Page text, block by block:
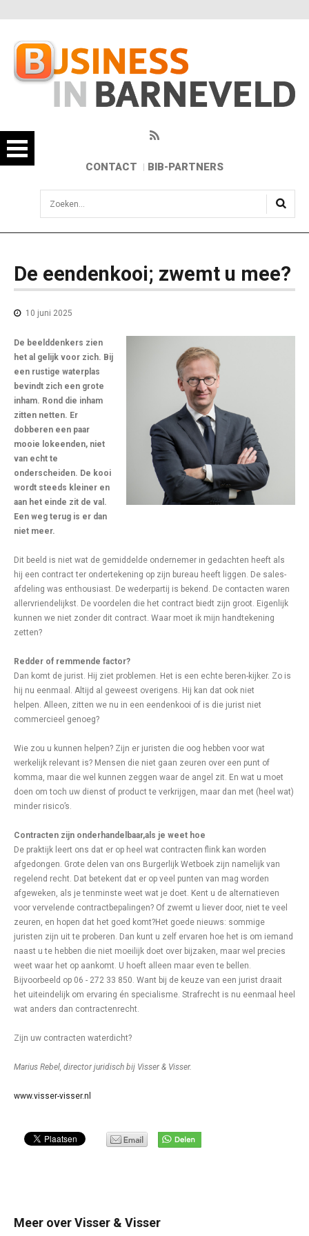
CONTACT BIB-PARTNERS
sisea.search
De eendenkooi; zwemt u mee?
10 juni 2025
De beelddenkers zien
het al gelijk voor zich. Bij
een rustige waterplas
bevindt zich een grote
inham. Rond die inham
zitten netten. Er
dobberen een paar
mooie lokeenden, niet
van echt te
onderscheiden. De kooi
wordt steeds kleiner en
aan het einde zit de val.
Een weg terug is er dan
niet meer.
Dit beeld is niet wat de gemiddelde ondernemer in gedachten heeft als
hij een contract ter ondertekening op zijn bureau heeft liggen. De sales-
afdeling was enthousiast. De wederpartij is bekend. De contacten waren
allervriendelijkst. De voordelen die het contract biedt zijn groot. Eigenlijk
kunnen we niet zonder dit contract. Waar moet ik mijn handtekening
zetten?
Redder of remmende factor?
Dan komt de jurist. Hij ziet problemen. Het is een echte beren-kijker. Zo is
hij nu eenmaal. Altijd al geweest overigens. Hij kan dat ook niet
helpen. Alleen, zitten we nu in een eendenkooi of is die jurist niet
commercieel genoeg?
Wie zou u kunnen helpen? Zijn er juristen die oog hebben voor wat
werkelijk relevant is? Mensen die niet gaan zeuren over een punt of
komma, maar die wel kunnen zeggen waar de angel zit. En wat u moet
doen om toch uw dienst of product te verkrijgen, maar dan met (heel wat)
minder risico’s.
Contracten zijn onderhandelbaar,als je weet hoe
De praktijk leert ons dat er op heel wat contracten flink kan worden
afgedongen. Grote delen van ons Burgerlijk Wetboek zijn namelijk van
regelend recht. Dat betekent dat er op veel punten van mag worden
afgeweken, als je tenminste weet wat je doet. Kent u de alternatieven
voor vervelende contractbepalingen? Of zwemt u liever door, niet te veel
zeuren, en hopen dat het goed komt?Het goede nieuws: sommige
juristen zijn uit te proberen. Dan kunt u zelf ervaren hoe het is om iemand
naast u te hebben die niet moeilijk doet over bijzaken, maar wel precies
weet waar het op aankomt. U hoeft alleen maar even te bellen.
Bijvoorbeeld op 06 - 272 33 850. Want bij de keuze van een jurist draait
het uiteindelijk om ervaring én specialisme. Strafrecht is nu eenmaal heel
wat anders dan contractenrecht.
Zijn uw contracten waterdicht?
Marius Rebel, director juridisch bij Visser & Visser.
www.visser-visser.nl
Meer over Visser & Visser